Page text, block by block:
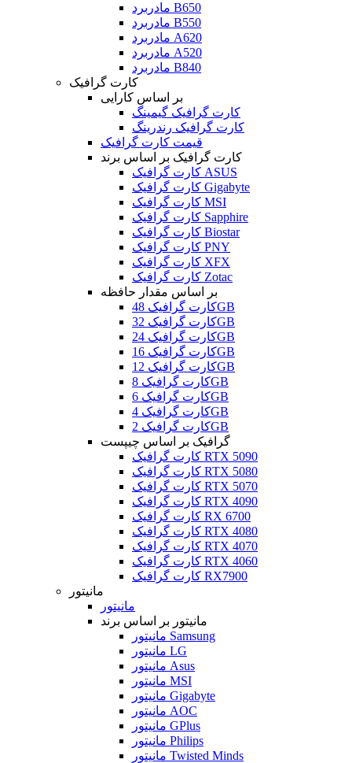
مادربرد B650
مادربرد B550
مادربرد A620
مادربرد A520
مادربرد B840
کارت گرافیک
بر اساس کارایی
کارت گرافیک گیمینگ
کارت گرافیک رندرینگ
قیمت کارت گرافیک
کارت گرافیک بر اساس برند
کارت گرافیک ASUS
کارت گرافیک Gigabyte
کارت گرافیک MSI
کارت گرافیک Sapphire
کارت گرافیک Biostar
کارت گرافیک PNY
کارت گرافیک XFX
کارت گرافیک Zotac
بر اساس مقدار حافظه
کارت گرافیک 48GB
کارت گرافیک 32GB
کارت گرافیک 24GB
کارت گرافیک 16GB
کارت گرافیک 12GB
کارت گرافیک 8GB
کارت گرافیک 6GB
کارت گرافیک 4GB
کارت گرافیک 2GB
گرافیک بر اساس چیپست
کارت گرافیک RTX 5090
کارت گرافیک RTX 5080
کارت گرافیک RTX 5070
کارت گرافیک RTX 4090
کارت گرافیک RX 6700
کارت گرافیک RTX 4080
کارت گرافیک RTX 4070
کارت گرافیک RTX 4060
کارت گرافیک RX7900
مانیتور
مانیتور
مانیتور بر اساس برند
مانیتور Samsung
مانیتور LG
مانیتور Asus
مانیتور MSI
مانیتور Gigabyte
مانیتور AOC
مانیتور GPlus
مانیتور Philips
مانیتور Twisted Minds